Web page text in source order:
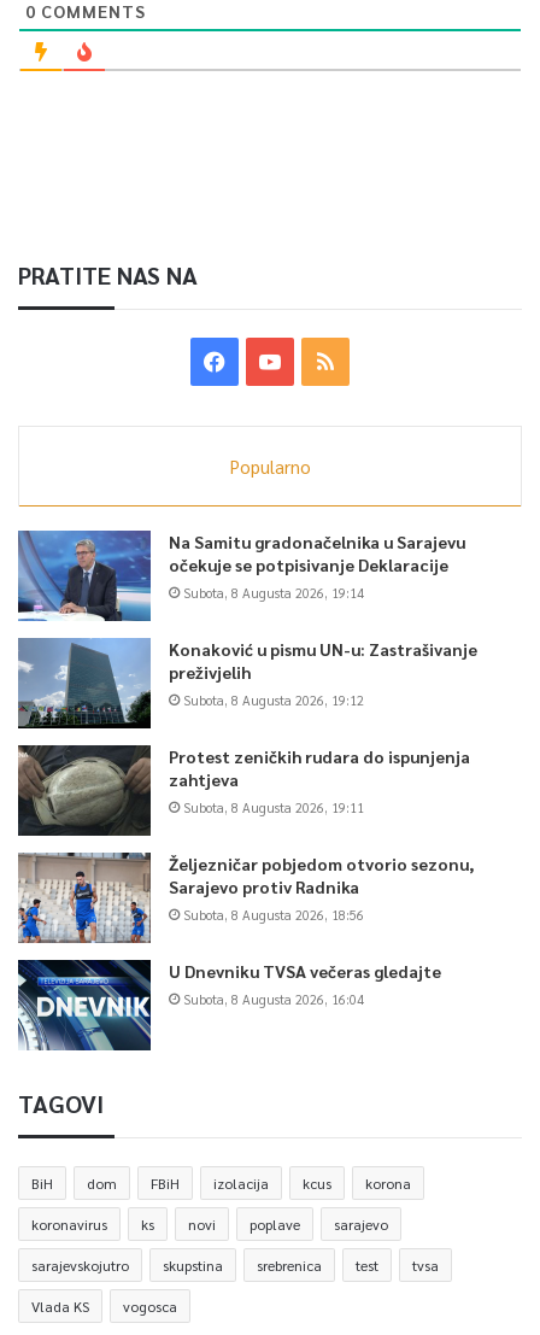
0 COMMENTS
PRATITE NAS NA
Popularno
Na Samitu gradonačelnika u Sarajevu
očekuje se potpisivanje Deklaracije
Subota, 8 Augusta 2026, 19:14
Konaković u pismu UN-u: Zastrašivanje
preživjelih
Subota, 8 Augusta 2026, 19:12
Protest zeničkih rudara do ispunjenja
zahtjeva
Subota, 8 Augusta 2026, 19:11
Željezničar pobjedom otvorio sezonu,
Sarajevo protiv Radnika
Subota, 8 Augusta 2026, 18:56
U Dnevniku TVSA večeras gledajte
Subota, 8 Augusta 2026, 16:04
TAGOVI
BiH dom FBiH izolacija kcus korona
koronavirus ks novi poplave sarajevo
sarajevskojutro skupstina srebrenica test tvsa
Vlada KS vogosca